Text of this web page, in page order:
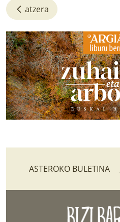
atzera
ASTEROKO BULETINA